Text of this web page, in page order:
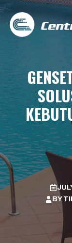
Skip
content
BY